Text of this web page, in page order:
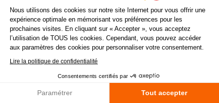
LC11 LED R104/R150
Nous utilisons des cookies sur notre site Internet pour vous offrir une
expérience optimale en mémorisant vos préférences pour les
prochaines visites. En cliquant sur « Accepter », vous acceptez
l’utilisation de TOUS les cookies. Cependant, vous pouvez accéder
aux paramètres des cookies pour personnaliser votre consentement.
Lire la politique de confidentialité
Consentements certifiés par
Paramétrer Tout accepter